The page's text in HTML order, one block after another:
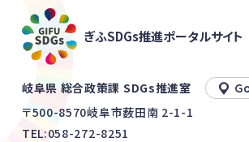
ぎふSDGs推進ポータルサイト
岐阜県 総合政策課 SDGs推進室
〒500-8570岐阜市薮田南 2-1-1
TEL:058-272-8251